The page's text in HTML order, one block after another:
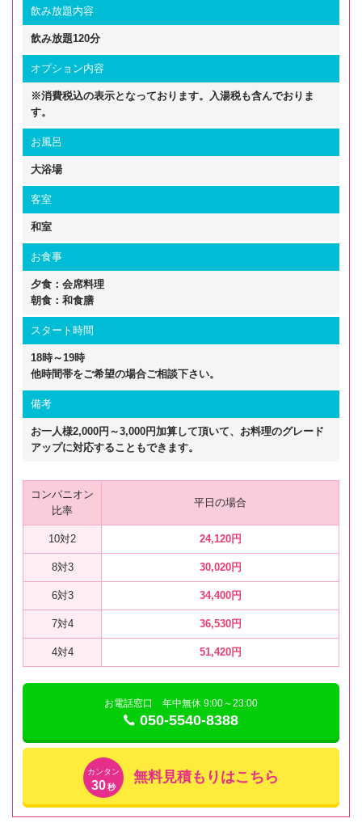
飲み放題内容
飲み放題120分
オプション内容
※消費税込の表示となっております。入湯税も含んでおりま
す。
お風呂
大浴場
客室
和室
お食事
夕食：会席料理
朝食：和食膳
スタート時間
18時～19時
他時間帯をご希望の場合ご相談下さい。
備考
お一人様2,000円～3,000円加算して頂いて、お料理のグレード
アップに対応することもできます。
コンパニオン
比率
平日の場合
10対2 24,120円
8対3 30,020円
6対3 34,400円
7対4 36,530円
4対4 51,420円
お電話窓口 年中無休 9:00～23:00
050-5540-8388
カンタン
30秒
無料見積もりはこちら